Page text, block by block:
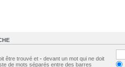
être trouvé et - devant un mot qui ne doit
de mots séparés entre des barres